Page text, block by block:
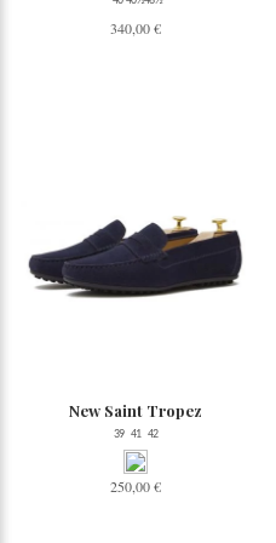
340,00 €
New Saint Tropez
39 41 42
250,00 €